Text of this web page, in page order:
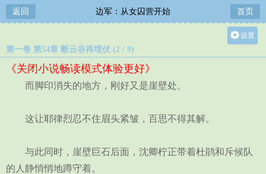
返回 边军：从女囚营开始 首页
设置
第一卷 第54章 断云谷再埋伏 (2 / 9)
《关闭小说畅读模式体验更好》
而脚印消失的地方，刚好又是崖壁处。
这让耶律烈忍不住眉头紧皱，百思不得其解。
与此同时，崖壁巨石后面，沈卿柠正带着杜鹃和斥候队
的人静悄悄地蹲守着。